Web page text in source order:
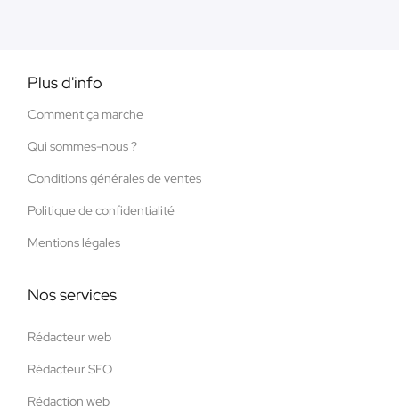
Plus d'info
Comment ça marche
Qui sommes-nous ?
Conditions générales de ventes
Politique de confidentialité
Mentions légales
Nos services
Rédacteur web
Rédacteur SEO
Rédaction web